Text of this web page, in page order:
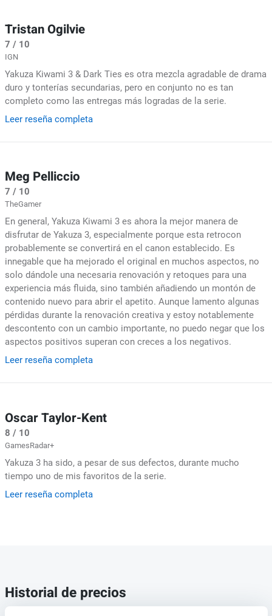
Tristan Ogilvie
7 / 10
IGN
Yakuza Kiwami 3 & Dark Ties es otra mezcla agradable de drama
duro y tonterías secundarias, pero en conjunto no es tan
completo como las entregas más logradas de la serie.
Leer reseña completa
Meg Pelliccio
7 / 10
TheGamer
En general, Yakuza Kiwami 3 es ahora la mejor manera de
disfrutar de Yakuza 3, especialmente porque esta retrocon
probablemente se convertirá en el canon establecido. Es
innegable que ha mejorado el original en muchos aspectos, no
solo dándole una necesaria renovación y retoques para una
experiencia más fluida, sino también añadiendo un montón de
contenido nuevo para abrir el apetito. Aunque lamento algunas
pérdidas durante la renovación creativa y estoy notablemente
descontento con un cambio importante, no puedo negar que los
aspectos positivos superan con creces a los negativos.
Leer reseña completa
Oscar Taylor-Kent
8 / 10
GamesRadar+
Yakuza 3 ha sido, a pesar de sus defectos, durante mucho
tiempo uno de mis favoritos de la serie.
Leer reseña completa
Historial de precios